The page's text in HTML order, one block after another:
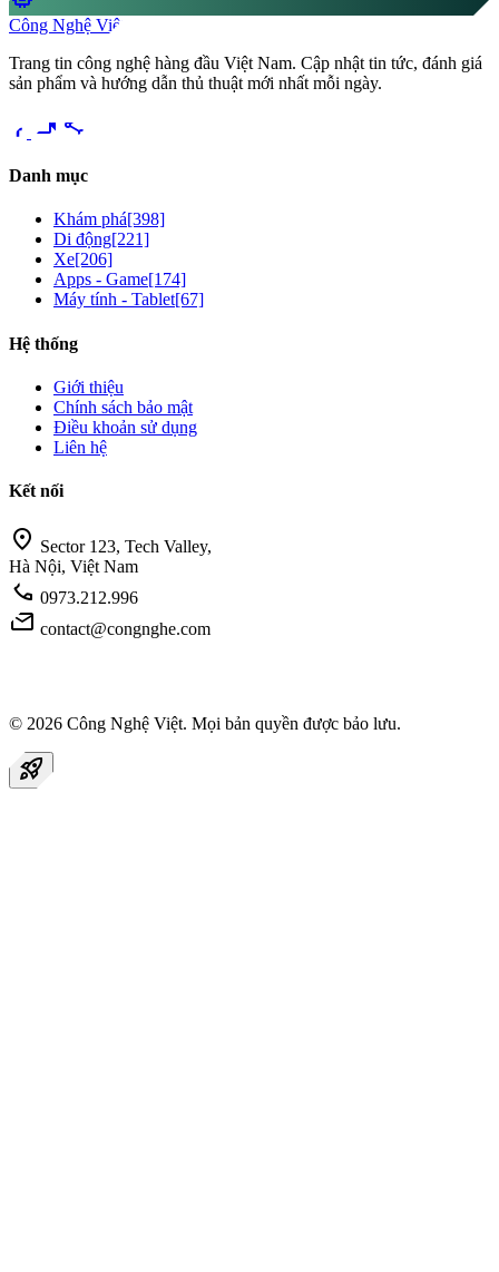
Công Nghệ Việt
Trang tin công nghệ hàng đầu Việt Nam. Cập nhật tin tức, đánh giá
sản phẩm và hướng dẫn thủ thuật mới nhất mỗi ngày.
videocam share
Danh mục
Khám phá[398]
Di động[221]
Xe[206]
Apps - Game[174]
Máy tính - Tablet[67]
Hệ thống
Giới thiệu
Chính sách bảo mật
Điều khoản sử dụng
Liên hệ
Kết nối
location_on Sector 123, Tech Valley,
Hà Nội, Việt Nam
call 0973.212.996
mail contact@congnghe.com
© 2026 Công Nghệ Việt. Mọi bản quyền được bảo lưu.
rocket_launch